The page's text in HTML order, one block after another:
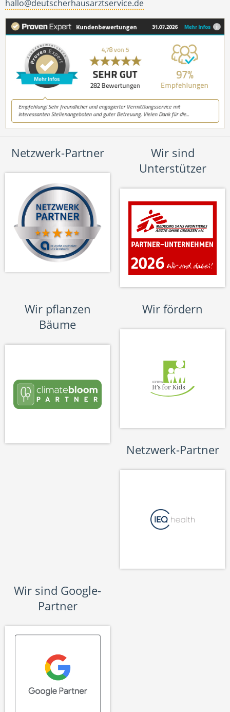
hallo@deutscherhausarztservice.de
Netzwerk-Partner
Wir sind
Unterstützer
Wir pflanzen
Bäume
Wir fördern
Netzwerk-Partner
Wir sind Google-
Partner